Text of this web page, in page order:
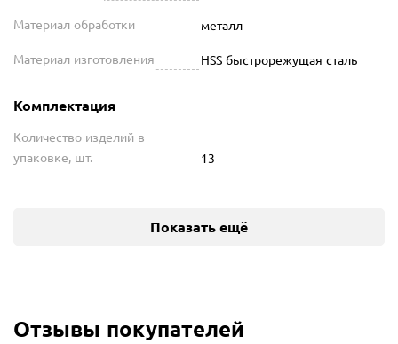
Материал обработки металл
Материал изготовления HSS быстрорежущая сталь
Комплектация
Количество изделий в
упаковке, шт.
13
Показать ещё
Отзывы покупателей